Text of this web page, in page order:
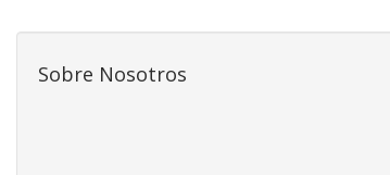
Sobre Nosotros